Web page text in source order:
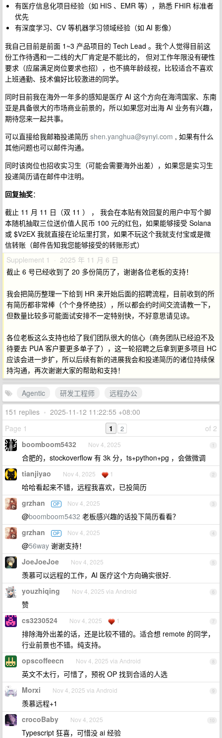
有医疗信息化项目经验（如 HIS 、EMR 等），熟悉 FHIR 标准者
优先
有深度学习、CV 等机器学习领域经验（如 AI 影像）
我自己目前是前面 1~3 产品项目的 Tech Lead 。我个人觉得目前这
份工作待遇和一二线的大厂肯定是不能比的， 但对工作年限没有硬性
要求（应届满足岗位要求也招），也不搞年龄歧视，比较适合不喜欢
上班通勤、技术偏好比较激进的同学。
同时目前我在海外一年多的感知是医疗 AI 这个方向在海湾国家、东南
亚是具备很大的市场商业前景的，所以如果您对出海 AI 业务有兴趣，
期待您来一起共事。
可以直接给我邮箱投递简历 shen.yanghua@synyi.com , 如果有什么
其他问题也可以邮件沟通。
同时该岗位也招收实习生（可能会需要海外出差），如果您是实习生
投递简历请在邮件中注明。
回复抽奖：
截止 11 月 11 日（双 11 ） ， 我会在本贴有效回复的用户中写个脚
本随机抽取三位送价值人民币 100 元的红包，如果能够接受 Solana
或 $V2EX 我就直接在论坛里打赏，如果不玩这个我就支付宝或是微
信转账（邮件告知我您能够接受的转账形式）
Supplement 1 · 2025 年 11 月 6 日
截止 6 号已经收到了 20 多份简历了，谢谢各位老板的支持！
我会把简历整理一下给到 HR 来开始后面的招聘流程，目前收到的所
有简历都非常棒（个个身怀绝技），所以都会约时间交流请教一下，
但数量比较多可能面试安排不一定特别快，不好意思请见谅。
各位老板这么支持也给了我们团队很大的信心（商务团队已经迫不及
待要去 PUA 客户要更多单子了），这一轮招聘之后拿到更多项目 HC
应该会进一步扩，所以后续有新的进展我会和投递简历的诸位持续保
持沟通，再次谢谢大家的帮助和支持！
Agentic 研发工程师
远程办公
151 replies • 2025-11-12 11:22:55 +08:00
Page 1
of 2
1 2
1
boomboom5432 Nov 4, 2025
合肥的，stockoverflow 有 3k 分，ts+python+pg ，会做微调
2
tianjiyao Nov 4, 2025 1
哈哈看起来不错，远程我喜欢，已投简历
3
grzhan OP Nov 4, 2025
@boomboom5432 老板感兴趣的话投下简历看看？
4
grzhan OP Nov 4, 2025
@56way 谢谢支持！
5
JoeJoeJoe Nov 4, 2025
羡慕可以远程的工作，AI 医疗这个方向确实很好.
6
youzhiqing Nov 4, 2025 via Android
赞
7
cs3230524 Nov 4, 2025 1
排除海外出差的话，还是比较不错的。适合想 remote 的同学，
行业前景也不错。纯支持。
8
opscoffeecn Nov 4, 2025 via Android
英文不太行，可惜了，预祝 OP 找到合适的人选
9
Morxi Nov 4, 2025 via Android
羡慕远程+1
10
crocoBaby Nov 4, 2025
Typescript 狂喜，可惜没 ai 经验